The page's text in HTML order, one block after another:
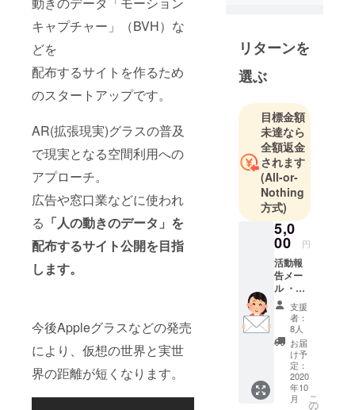
キャプチャー」（BVH）な
どを
配布するサイトを作るため
のスタートアップです。
AR(拡張現実)グラスの普及
で現実となる空間利用への
アプローチ。
広告や窓口業などに使われ
る 「人の動きのデータ」を
配布するサイト公開を目指
します。
今後Appleグラスなどの発売
により、仮想の世界と実世
界の距離が短くなります。
ます。
リターンを
選ぶ
目標金額
未達なら
全額返金
されます
(All-or-
Nothing
方式)
5,0
00 円
活動報
告メー
ル ・サ
イト構
築の進
捗状況
などを
ご報告
いたし
ます。
支援
者：
8人
お届
け予
定：
2020
年10
月
こ
の